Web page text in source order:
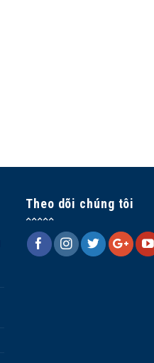
Theo dõi chúng tôi